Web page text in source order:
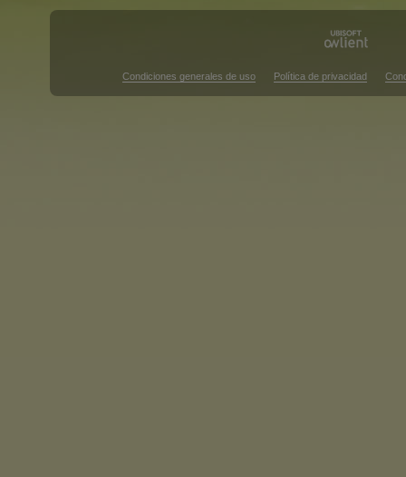
Condiciones generales de uso Política de privacidad